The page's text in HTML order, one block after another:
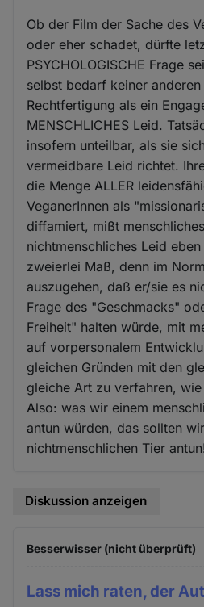
Ob der Film der Sache des
oder eher schadet, dürfte
PSYCHOLOGISCHE Frage
selbst bedarf keiner
Rechtfertigung als ein
MENSCHLICHES Leid.
insofern unteilbar, als sie
vermeidbare Leid richtet.
die Menge ALLER
VeganerInnen als
diffamiert, mißt
nichtmenschliches Leid
zweierlei Maß, denn im
auszugehen, daß er/sie es
Frage des "Geschmacks"
Freiheit" halten würde, mit
auf vorpersonalem
gleichen Gründen mit den
gleiche Art zu verfahren,
Also: was wir einem
antun würden, das sollten
nichtmenschlichen Tier antun!
Diskussion anzeigen
Besserwisser (nicht überprüft)
Lass mich raten, der